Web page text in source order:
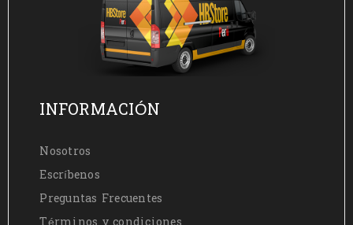
INFORMACIÓN
Nosotros
Escríbenos
Preguntas Frecuentes